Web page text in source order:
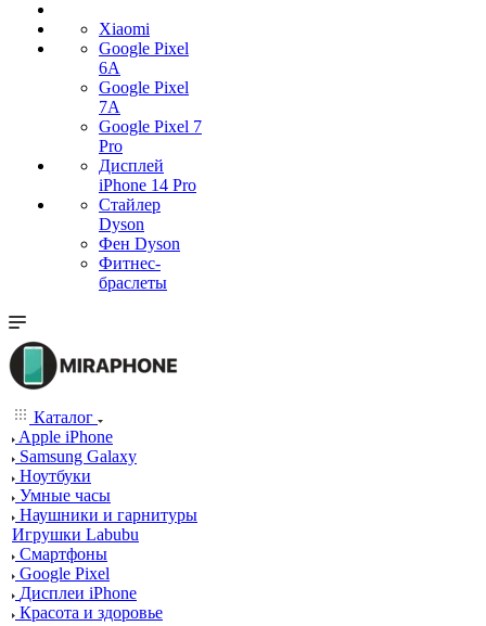
Xiaomi
Google Pixel
6A
Google Pixel
7А
Google Pixel 7
Pro
Дисплей
iPhone 14 Pro
Стайлер
Dyson
Фен Dyson
Фитнес-
браслеты
Каталог
Apple iPhone
Samsung Galaxy
Ноутбуки
Умные часы
Наушники и гарнитуры
Игрушки Labubu
Смартфоны
Google Pixel
Дисплеи iPhone
Красота и здоровье